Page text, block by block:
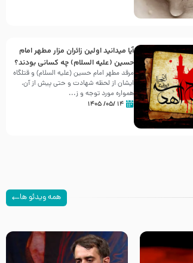
آیا میدانید اولین زائران مزار مطهر امام
حسین (علیه السلام) چه کسانی بودند؟
مرقد مطهر امام حسین (علیه السلام) و قتلگاه
ایشان از لحظه شهادت و حتی پیش از آن،
همواره مورد توجه و ز...
۱۴ /۰۵/ ۱۴۰۵
همه ویدئو ها